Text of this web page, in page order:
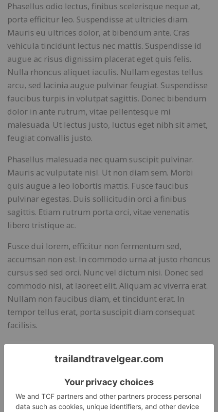
Phasellus odio lectus, finibus scelerisque neque at,
porta efficitur leo. Suspendisse at ultricies diam.
Mauris eu ultrices dolor, at bibendum ante. Cras
vehicula tincidunt lectus nec mattis. Suspendisse id
augue ac risus dignissim placerat eget quis felis.
Nulla rhoncus aliquet iaculis. Nullam egestas tellus
arcu, sed lacinia augue pulvinar feugiat. Suspendisse
faucibus turpis in volutpat sagittis. Donec bibendum
dolor in ante rutrum, vitae pellentesque mi
malesuada. Ut lectus justo, luctus eget nibh sit amet,
feugiat convallis justo.
Phasellus malesuada nec quam suscipit pulvinar.
Mauris ac vulputate nisl. Ut non diam sem. Morbi
quis augue a leo lobortis mattis. Fusce faucibus
pulvinar egestas. Duis sollicitudin orci a finibus
sagittis. Etiam rutrum porta orci, vitae venenatis
libero tristique ac.
Fusce dui lorem, efficitur non fermentum sed,
accumsan non est. In commodo urna at justo rhoncus
cursus sed sed orci. Nunc vel dictum nisi. Donec sed
commodo nisi, at laoreet elit. Aliquam ac viverra erat.
Nullam non faucibus diam, et tincidunt erat. In
tempor tellus erat, porta suscipit diam consequat
facilisis.